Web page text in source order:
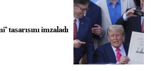
imzaladı